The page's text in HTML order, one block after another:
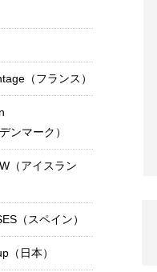
（フランス）
ンマーク）
（アイスラン
（スペイン）
（日本）